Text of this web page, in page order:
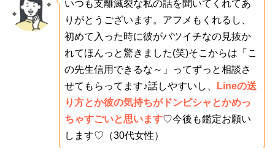
いつも支離滅裂な私の話を聞いてくれてあ
りがとうございます。アフメもくれるし、
初めて入った時に彼がバツイチなの見抜か
れてほんっと驚きました(笑)そこからは「こ
の先生信用できるな～」ってずっと相談さ
せてもらってます♪話しやすいし、
Lineの送
り方とか彼の気持ちがドンピシャとかめっ
ちゃすごいと思います♡今後も鑑定お願い
します♡（30代女性）